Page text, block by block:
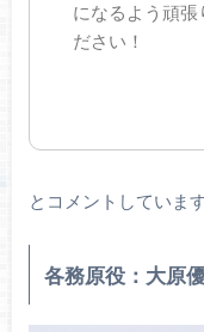
になるよう頑張
ださい！
とコメントしていま
各務原役：大原